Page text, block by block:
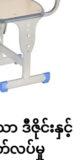
ာ ဒီဇိုင်းနှင့်
လပ်မှု